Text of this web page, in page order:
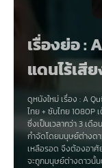
เรื่องย่อ :
แดนไร้เสี
ดูหนังใหม่ เรื่อง :A
ไทย+ ซับไทย1080P
ซึ่งเป็นเวลากว่า 3 เดื
กำจัดโดยมนุษย์ต่างด
เหลือรอด จึงต้องอาศั
จะถูกมนุษย์ต่างดาวนั้น